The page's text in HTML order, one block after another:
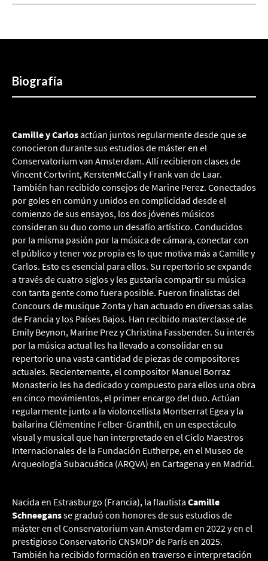
Biografía
Camille y Carlosactúan juntos regularmente desde que se
conocieron durante sus estudios de máster en el
Conservatorium van Amsterdam. Allí recibieron clases de
Vincent Cortvrint, KerstenMcCall y Frank van de Laar.
También han recibido consejos de Marine Perez. Conectados
por goles en común y unidos en complicidad desde el
comienzo de sus ensayos, los dos jóvenes músicos
consideran su duo como un desafío artístico. Conducidos
por la misma pasión por la música de cámara, conectar con
el público y tener voz propia es lo que motiva más a Camille y
Carlos. Esto es esencial para ellos. Su repertorio se expande
a través de cuatro siglos y les gustaría compartir su música
con tanta gente como fuera posible. Fueron finalistas del
Concours de musique Zonta y han actuado en diversas salas
de Francia y los Países Bajos. Han recibido masterclasse de
Emily Beynon, Marine Prez y Christina Fassbender. Su interés
por la música actual les ha llevado a consolidar en su
repertorio una vasta cantidad de piezas de compositores
actuales. Recientemente, el compositor Manuel Borraz
Monasterio les ha dedicado y compuesto para ellos una obra
en cinco movimientos, el primer encargo del duo. Actúan
regularmente junto a la violoncellista Montserrat Egea y la
bailarina Clémentine Felber-Granthil, en un espectáculo
visual y musical que han interpretado en el Ciclo Maestros
Internacionales de la Fundación Eutherpe, en el Museo de
Arqueología Subacuática (ARQVA) en Cartagena y en Madrid.
Nacida en Estrasburgo (Francia), la flautista Camille
Schneegansse graduó con honores de sus estudios de
máster en el Conservatorium van Amsterdam en 2022 y en el
prestigioso Conservatorio CNSMDP de París en 2025.
También ha recibido formación en traverso e interpretación